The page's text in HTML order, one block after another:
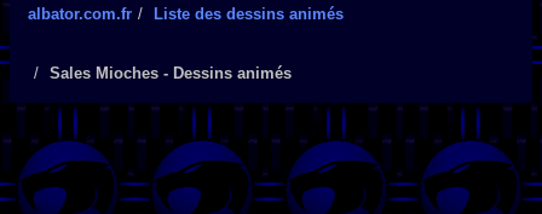
albator.com.fr Liste des dessins animés
Sales Mioches - Dessins animés